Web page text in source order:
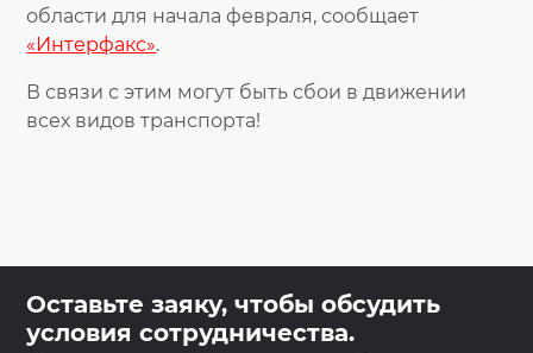
области для начала февраля, сообщает
«Интерфакс».
В связи с этим могут быть сбои в движении
всех видов транспорта!
Оставьте заяку, чтобы обсудить
условия сотрудничества.